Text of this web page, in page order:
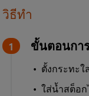
วิธีทำ
ขั้นตอนกา
ตั้งกระทะ
ใส่น้ำสต็อ